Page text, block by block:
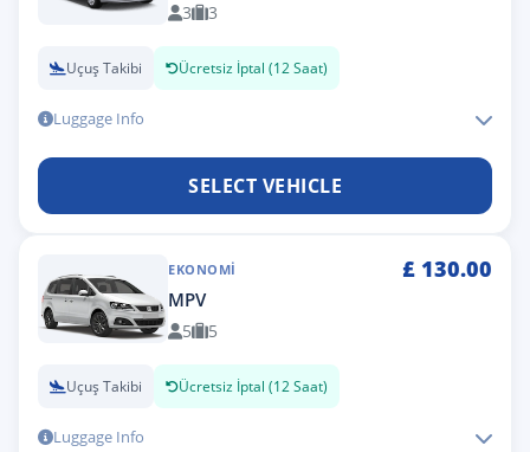
3 3
Uçuş Takibi Ücretsiz İptal (12 Saat)
Luggage Info
SELECT VEHICLE
EKONOMI £ 130.00
MPV
5 5
Uçuş Takibi Ücretsiz İptal (12 Saat)
Luggage Info